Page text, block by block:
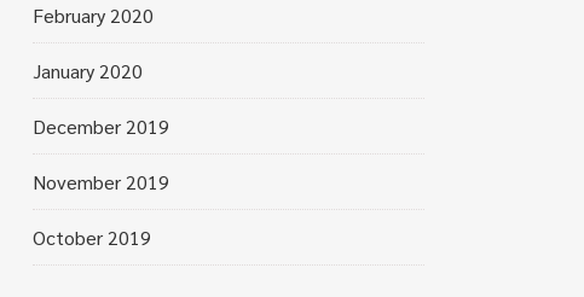
February 2020
January 2020
December 2019
November 2019
October 2019